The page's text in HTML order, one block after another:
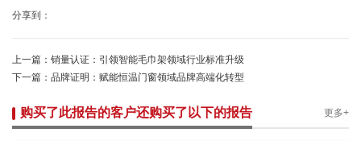
分享到：
上一篇： 销量认证：引领智能毛巾架领域行业标准升级
下一篇： 品牌证明：赋能恒温门窗领域品牌高端化转型
购买了此报告的客户还购买了以下的报告 更多+